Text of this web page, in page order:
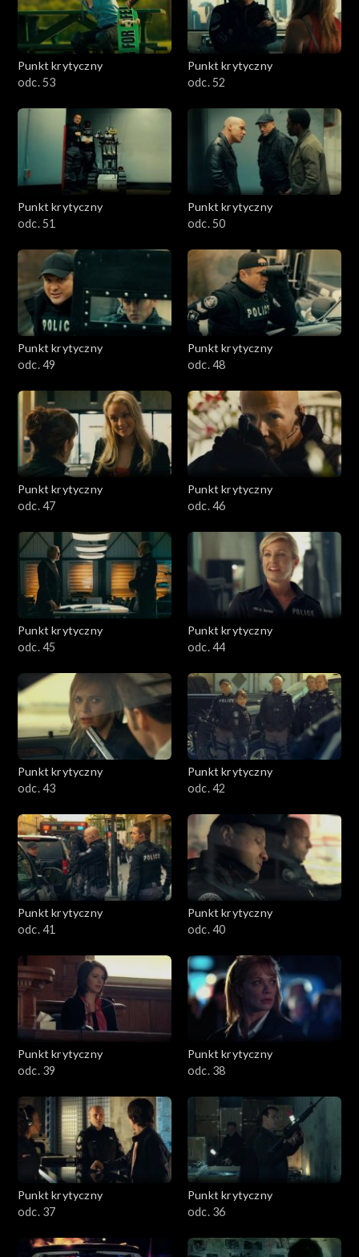
Punkt krytyczny
odc. 53
Punkt krytyczny
odc. 52
Punkt krytyczny
odc. 51
Punkt krytyczny
odc. 50
Punkt krytyczny
odc. 49
Punkt krytyczny
odc. 48
Punkt krytyczny
odc. 47
Punkt krytyczny
odc. 46
Punkt krytyczny
odc. 45
Punkt krytyczny
odc. 44
Punkt krytyczny
odc. 43
Punkt krytyczny
odc. 42
Punkt krytyczny
odc. 41
Punkt krytyczny
odc. 40
Punkt krytyczny
odc. 39
Punkt krytyczny
odc. 38
Punkt krytyczny
odc. 37
Punkt krytyczny
odc. 36